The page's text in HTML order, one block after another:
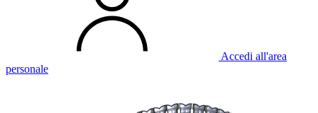
Accedi all'area
personale